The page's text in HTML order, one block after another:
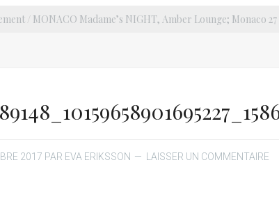
/ MONACO Madame’s NIGHT, Amber Lounge; Monaco
2017 PAR EVA ERIKSSON LAISSER UN COMMENTAIRE